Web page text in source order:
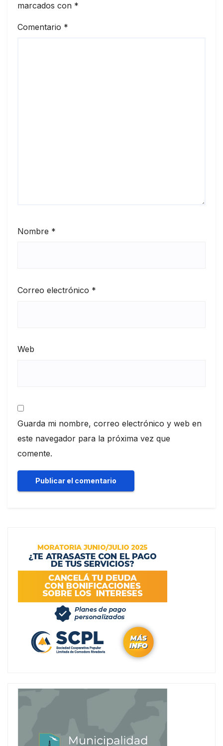
marcados con *
Comentario *
Nombre *
Correo electrónico *
Web
Guarda mi nombre, correo electrónico y web en
este navegador para la próxima vez que
comente.